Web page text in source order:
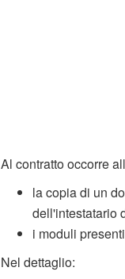
Al contratto occorre
la copia di un
dell'intestatario
i moduli
Nel dettaglio: